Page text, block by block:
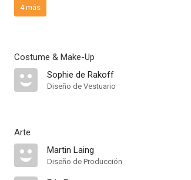
4 más
Costume & Make-Up
Sophie de Rakoff
Diseño de Vestuario
Arte
Martin Laing
Diseño de Producción